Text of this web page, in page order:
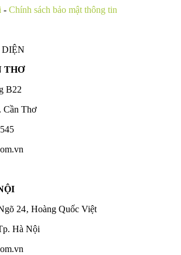
- Chính sách bảo mật thông tin
THƠ
B22
Cần Thơ
24‚ Hoàng Quốc Việt
Hà Nội